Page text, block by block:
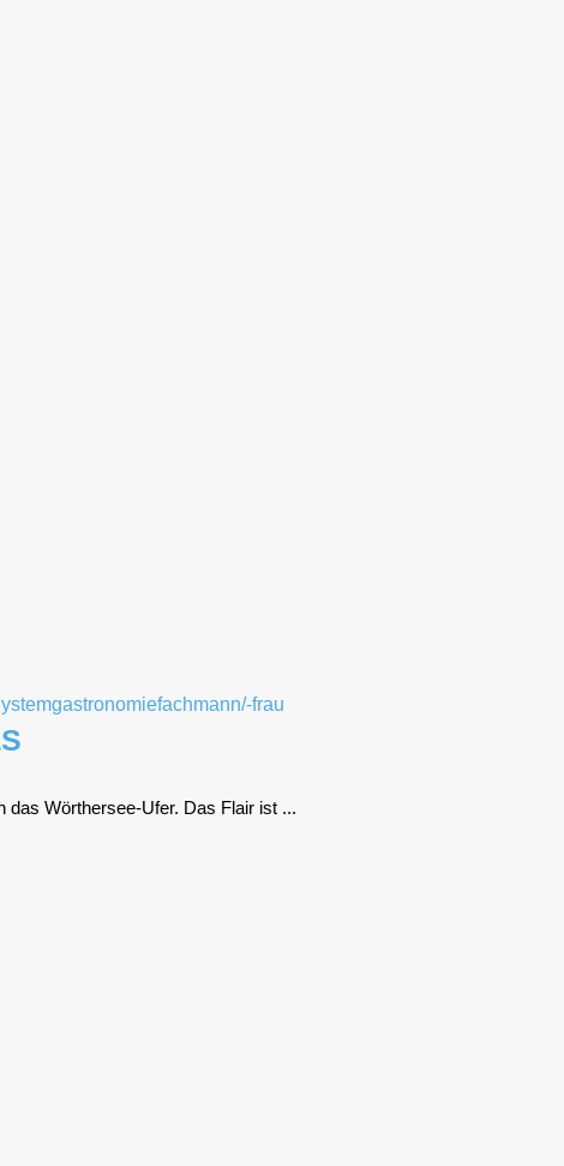
Wör­ther­see-Ufer. Das Flair ist ...